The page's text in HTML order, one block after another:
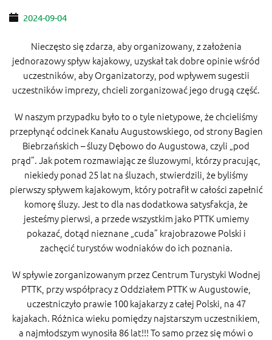
2024-09-04
Nieczęsto się zdarza, aby organizowany, z założenia
jednorazowy spływ kajakowy, uzyskał tak dobre opinie wśród
uczestników, aby Organizatorzy, pod wpływem sugestii
uczestników imprezy, chcieli zorganizować jego drugą część.
W naszym przypadku było to o tyle nietypowe, że chcieliśmy
przepłynąć odcinek Kanału Augustowskiego, od strony Bagien
Biebrzańskich – śluzy Dębowo do Augustowa, czyli „pod
prąd”. Jak potem rozmawiając ze śluzowymi, którzy pracując,
niekiedy ponad 25 lat na śluzach, stwierdzili, że byliśmy
pierwszy spływem kajakowym, który potrafił w całości zapełnić
komorę śluzy. Jest to dla nas dodatkowa satysfakcja, że
jesteśmy pierwsi, a przede wszystkim jako PTTK umiemy
pokazać, dotąd nieznane „cuda” krajobrazowe Polski i
zachęcić turystów wodniaków do ich poznania.
W spływie zorganizowanym przez Centrum Turystyki Wodnej
PTTK, przy współpracy z Oddziałem PTTK w Augustowie,
uczestniczyło prawie 100 kajakarzy z całej Polski, na 47
kajakach. Różnica wieku pomiędzy najstarszym uczestnikiem,
a najmłodszym wynosiła 86 lat!!! To samo przez się mówi o